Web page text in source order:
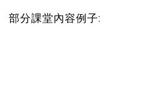
部分課堂內容例子: